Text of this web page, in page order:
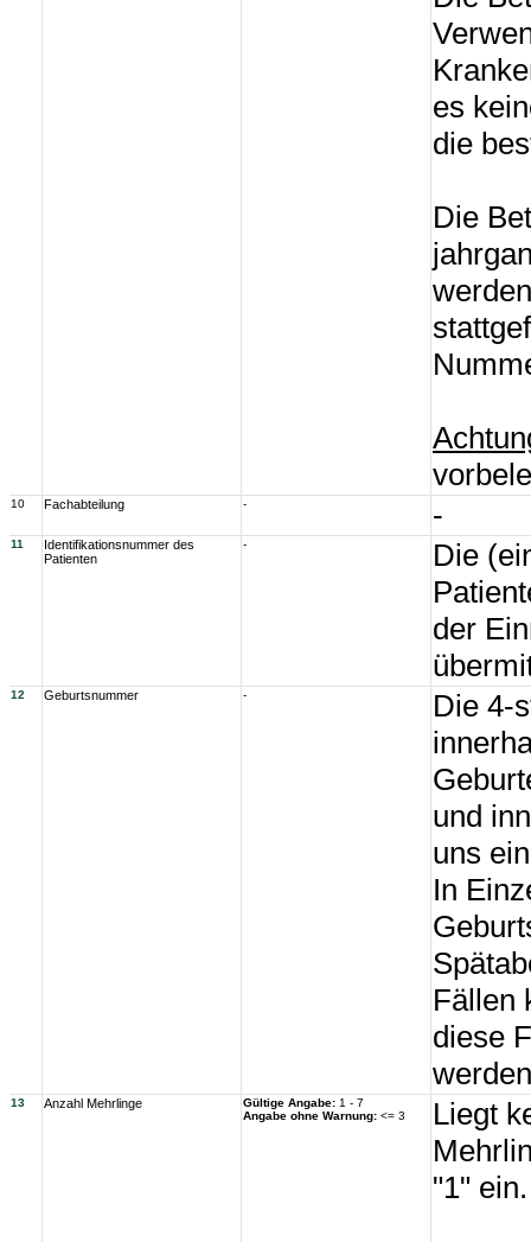
es
die
Die
10 Fachabteilung - -
11
Identifikationsnummer des
Patienten
-
Die
der
12 Geburtsnummer -
Die 4-
und
uns
In
Fällen
diese
13 Anzahl Mehrlinge Gültige Angabe: 1 - 7
Angabe ohne Warnung: <= 3
Liegt
"1" ein.